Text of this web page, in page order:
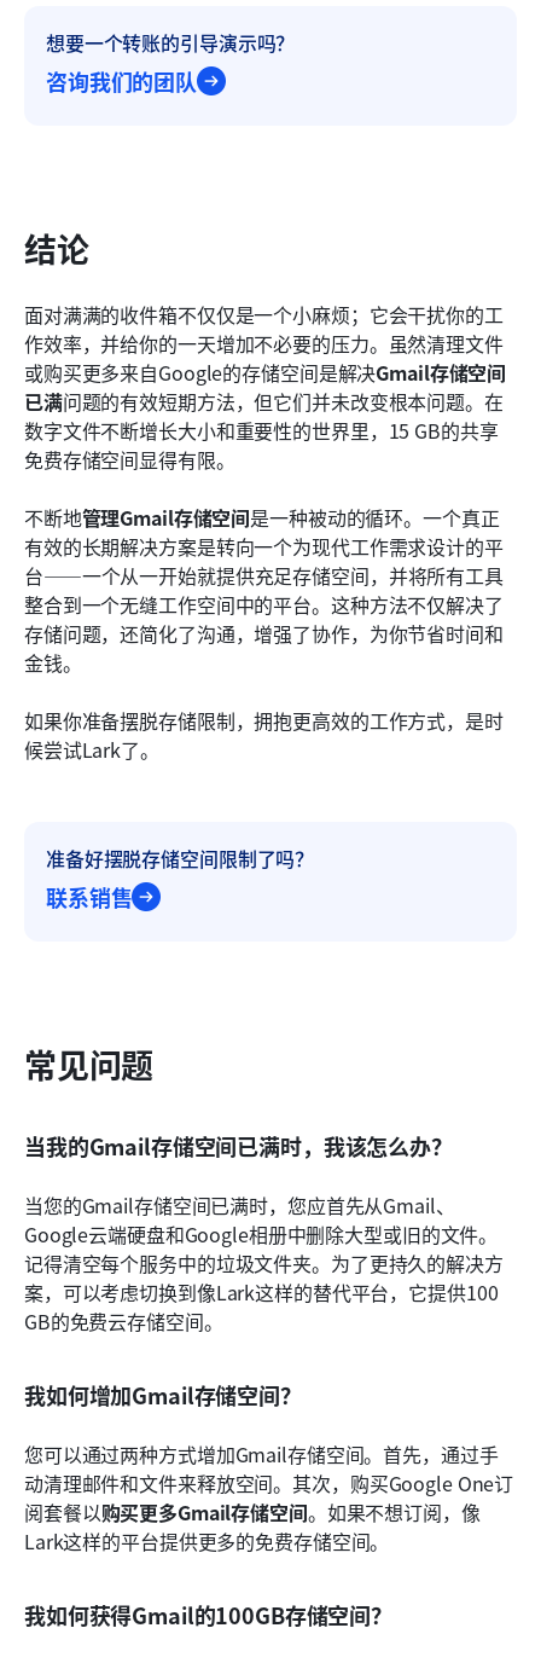
想要一个转账的引导演示吗？
咨询我们的团队
结论
面对满满的收件箱不仅仅是一个小麻烦；它会干扰你的工
作效率，并给你的一天增加不必要的压力。虽然清理文件
或购买更多来自Google的存储空间是解决Gmail存储空间
已满问题的有效短期方法，但它们并未改变根本问题。在
数字文件不断增长大小和重要性的世界里，15 GB的共享
免费存储空间显得有限。
不断地管理Gmail存储空间是一种被动的循环。一个真正
有效的长期解决方案是转向一个为现代工作需求设计的平
台——一个从一开始就提供充足存储空间，并将所有工具
整合到一个无缝工作空间中的平台。这种方法不仅解决了
存储问题，还简化了沟通，增强了协作，为你节省时间和
金钱。
如果你准备摆脱存储限制，拥抱更高效的工作方式，是时
候尝试Lark了。
准备好摆脱存储空间限制了吗？
联系销售
常见问题
当我的Gmail存储空间已满时，我该怎么办？
当您的Gmail存储空间已满时，您应首先从Gmail、
Google云端硬盘和Google相册中删除大型或旧的文件。
记得清空每个服务中的垃圾文件夹。为了更持久的解决方
案，可以考虑切换到像Lark这样的替代平台，它提供100
GB的免费云存储空间。
我如何增加Gmail存储空间？
您可以通过两种方式增加Gmail存储空间。首先，通过手
动清理邮件和文件来释放空间。其次，购买Google One订
阅套餐以购买更多Gmail存储空间。如果不想订阅，像
Lark这样的平台提供更多的免费存储空间。
我如何获得Gmail的100GB存储空间？